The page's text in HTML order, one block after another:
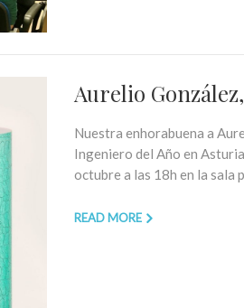
Aurelio
Nuestra enhorabuena a
Ingeniero del Año en
octubre a las 18h en la sala
READ MORE